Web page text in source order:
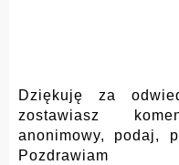
Dziękuję za
zostawiasz
anonimowy, podaj,
Pozdrawiam